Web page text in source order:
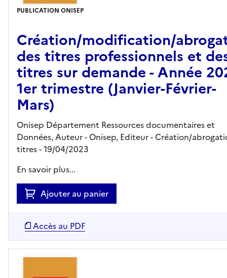
PUBLICATION ONISEP
Création/modification/
des titres professionnels et
titres sur demande - Année
1er trimestre (Janvier-Février-
Mars)
Onisep Département Ressources documentaires et
Données, Auteur - Onisep, Editeur- Création/
titres- 19/04/2023
En savoir plus...
Ajouter au panier
Accès au PDF